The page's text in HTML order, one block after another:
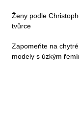
Ženy podle
tvůrce
Zapomeňte na
modely s úzkým